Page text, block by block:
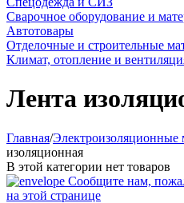
Сварочное оборудование и
Автотовары
Отделочные и строительные
Климат, отопление и
Лента
Главная/Электроизоляционные
изоляционная
В этой категории нет товаров
Сообщите нам,
на этой странице